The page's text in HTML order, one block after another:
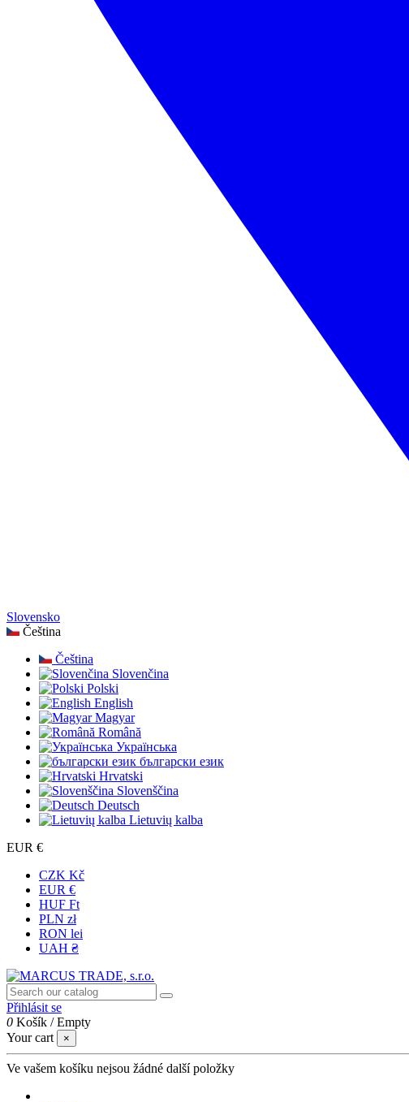
Slovensko
Čeština
Čeština
Slovenčina
Polski
English
Magyar
Română
Українська
български език
Hrvatski
Slovenščina
Deutsch
Lietuvių kalba
EUR €
CZK Kč
EUR €
HUF Ft
PLN zł
RON lei
UAH ₴
Přihlásit se
0 Košík /Empty
Your cart
×
Ve vašem košíku nejsou žádné další položky